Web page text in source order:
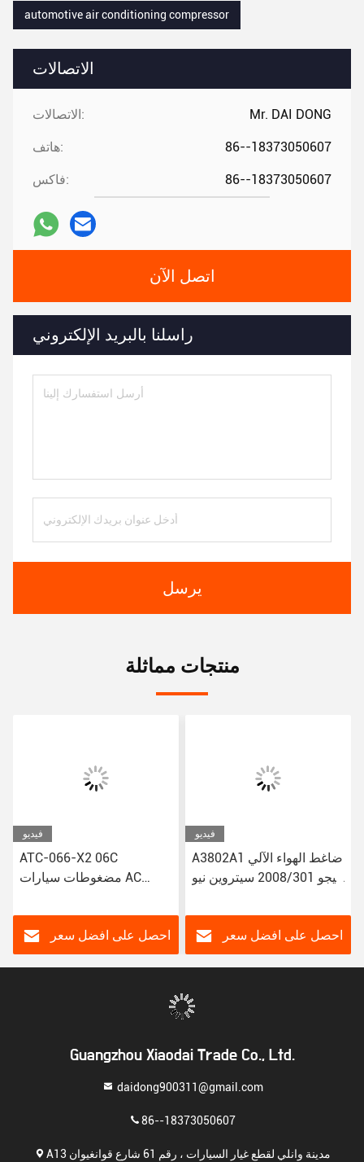
الاتصالات
الاتصالات: Mr. DAI DONG
هاتف: 86--18373050607
فاكس: 86--18373050607
اتصل الآن
راسلنا بالبريد الإلكتروني
يرسل
automotive air conditioning compressor
منتجات مماثلة
فيديو
ATC-066-X2 06C
مضغوطات سيارات AC
88320-52010 883205201
احصل على افضل سعر
فيديو
A3802A1 ضاغط الهواء الآلي
لبيجو 2008/301 سيتروين نيو
JSR11T601088
احصل على افضل سعر
Guangzhou Xiaodai Trade Co., Ltd.
daidong900311@gmail.com
86--18373050607
A13 مدينة وانلي لقطع غيار السيارات ، رقم 61 شارع قوانغيوان